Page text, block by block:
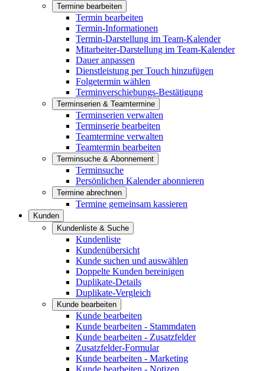
Termine bearbeiten
Termin bearbeiten
Termin-Informationen
Termin-Darstellung im Team-Kalender
Mitarbeiter-Darstellung im Team-Kalender
Dauer anpassen
Dienstleistung per Touch hinzufügen
Folgetermin wählen
Terminverschiebungs-Bestätigung
Terminserien & Teamtermine
Terminserien verwalten
Terminserie bearbeiten
Teamtermine verwalten
Teamtermin bearbeiten
Terminsuche & Abonnement
Terminsuche
Persönlichen Kalender abonnieren
Termine abrechnen
Termine gemeinsam kassieren
Kunden
Kundenliste & Suche
Kundenliste
Kundenübersicht
Kunde suchen und auswählen
Doppelte Kunden bereinigen
Duplikate-Details
Duplikate-Vergleich
Kunde bearbeiten
Kunde bearbeiten
Kunde bearbeiten - Stammdaten
Kunde bearbeiten - Zusatzfelder
Zusatzfelder-Formular
Kunde bearbeiten - Marketing
Kunde bearbeiten - Notizen